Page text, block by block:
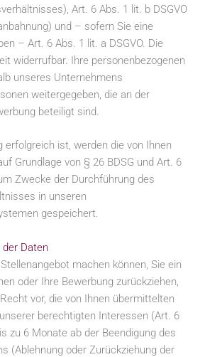
Art. 6 Abs. 1 lit. b DSGVO
und – sofern Sie eine
– Art. 6 Abs. 1 lit. a DSGVO. Die
widerrufbar. Ihre personenbezogenen
unseres Unternehmens
weitergegeben, die an der
beteiligt sind.
erfolgreich ist, werden die von Ihnen
Grundlage von § 26 BDSG und Art. 6
Zwecke der Durchführung des
in unseren
gespeichert.
Daten
machen können, Sie ein
oder Ihre Bewerbung zurückziehen,
vor, die von Ihnen übermittelten
berechtigten Interessen (Art. 6
zu 6 Monate ab der Beendigung des
(Ablehnung oder Zurückziehung der